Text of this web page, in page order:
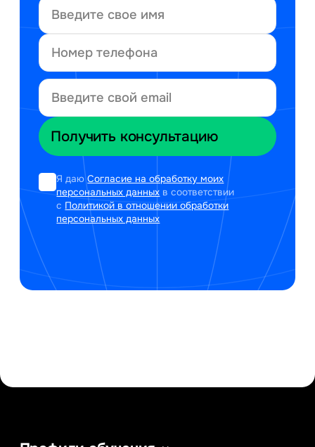
Я даюСогласие на обработку моих
персональных данных в соответствии
с Политикой в отношении обработки
персональных данных